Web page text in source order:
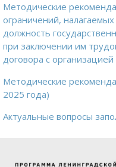
Методические
ограничений,
должность
при заключении им
договора с организацией
Методические
2025 года)
Актуальные вопросы